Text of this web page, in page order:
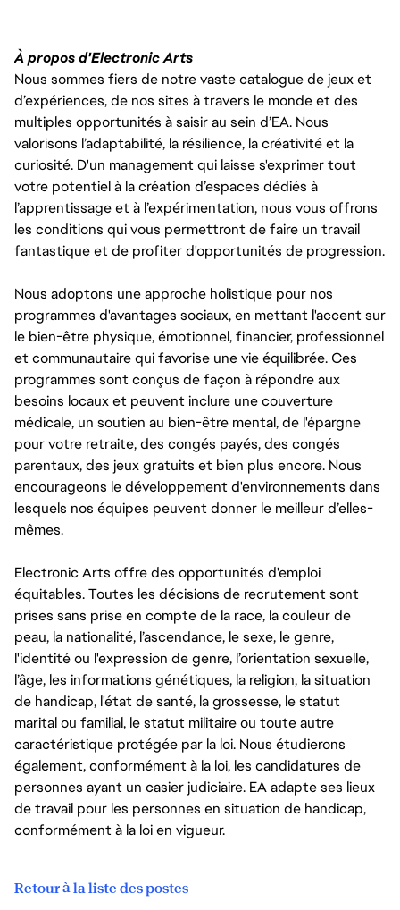
À propos d'Electronic Arts
Nous sommes fiers de notre vaste catalogue de jeux et
d’expériences, de nos sites à travers le monde et des
multiples opportunités à saisir au sein d’EA. Nous
valorisons l’adaptabilité, la résilience, la créativité et la
curiosité. D'un management qui laisse s'exprimer tout
votre potentiel à la création d’espaces dédiés à
l’apprentissage et à l’expérimentation, nous vous offrons
les conditions qui vous permettront de faire un travail
fantastique et de profiter d'opportunités de progression.
Nous adoptons une approche holistique pour nos
programmes d'avantages sociaux, en mettant l'accent sur
le bien-être physique, émotionnel, financier, professionnel
et communautaire qui favorise une vie équilibrée. Ces
programmes sont conçus de façon à répondre aux
besoins locaux et peuvent inclure une couverture
médicale, un soutien au bien-être mental, de l'épargne
pour votre retraite, des congés payés, des congés
parentaux, des jeux gratuits et bien plus encore. Nous
encourageons le développement d'environnements dans
lesquels nos équipes peuvent donner le meilleur d’elles-
mêmes.
Electronic Arts offre des opportunités d'emploi
équitables. Toutes les décisions de recrutement sont
prises sans prise en compte de la race, la couleur de
peau, la nationalité, l’ascendance, le sexe, le genre,
l'identité ou l'expression de genre, l’orientation sexuelle,
l’âge, les informations génétiques, la religion, la situation
de handicap, l'état de santé, la grossesse, le statut
marital ou familial, le statut militaire ou toute autre
caractéristique protégée par la loi. Nous étudierons
également, conformément à la loi, les candidatures de
personnes ayant un casier judiciaire. EA adapte ses lieux
de travail pour les personnes en situation de handicap,
conformément à la loi en vigueur.
Retour à la liste des postes